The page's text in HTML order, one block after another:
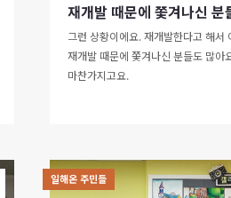
재개발 때문에 쫓겨나신 분
그런 상황이에요. 재개발한다고 해서
재개발 때문에 쫓겨나신 분들도 많아
마찬가지고요.
일해온 주민들